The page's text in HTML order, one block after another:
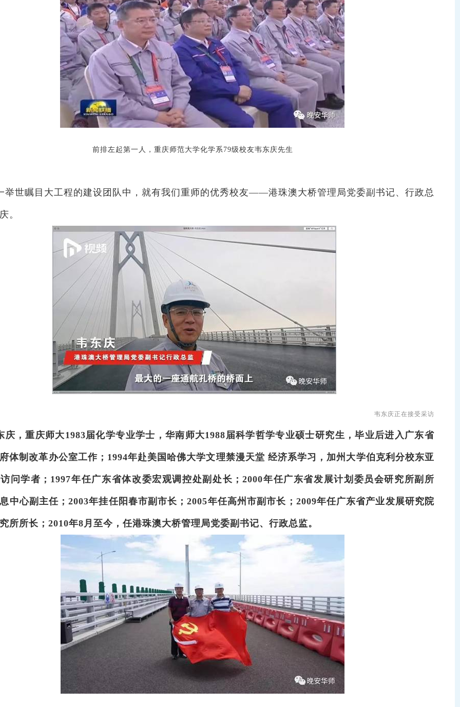
前排左起第一人，重庆师范大学化学系79级校友韦东庆先生
举世瞩目大工程的建设团队中，就有我们重师的优秀校友——港珠澳大桥管理局党委副书记、行政总
。
韦东庆正在接受采访
庆，重庆师大1983届化学专业学士，华南师大1988届科学哲学专业硕士研究生，毕业后进入广东省
体制改革办公室工作； 1994年赴美国哈佛大学文理禁漫天堂 经济系学习，加州大学伯克利分校东亚
问学者； 1997年任广东省体改委宏观调控处副处长；2000年任广东省发展计划委员会研究所副所
中心副主任；2003年挂任阳春市副市长；2005年任高州市副市长； 2009年任广东省产业发展研究院
所所长； 2010年8月至今，任港珠澳大桥管理局党委副书记、行政总监。